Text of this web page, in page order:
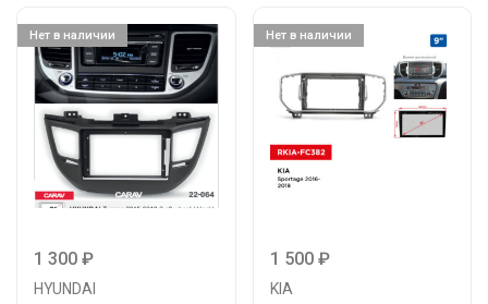
Нет в наличии
1 300 ₽
HYUNDAI
Нет в наличии
1 500 ₽
KIA